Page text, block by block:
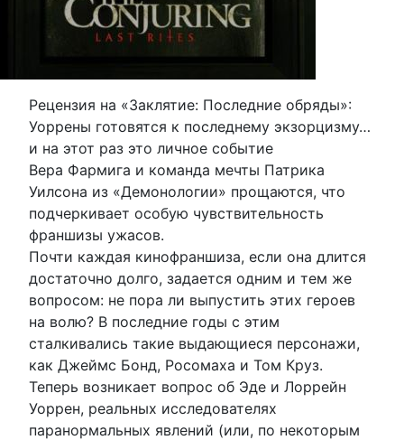
Рецензия на «Заклятие: Последние обряды»:
Уоррены готовятся к последнему экзорцизму…
и на этот раз это личное событие
Вера Фармига и команда мечты Патрика
Уилсона из «Демонологии» прощаются, что
подчеркивает особую чувствительность
франшизы ужасов.
Почти каждая кинофраншиза, если она длится
достаточно долго, задается одним и тем же
вопросом: не пора ли выпустить этих героев
на волю? В последние годы с этим
сталкивались такие выдающиеся персонажи,
как Джеймс Бонд, Росомаха и Том Круз.
Теперь возникает вопрос об Эде и Лоррейн
Уоррен, реальных исследователях
паранормальных явлений (или, по некоторым